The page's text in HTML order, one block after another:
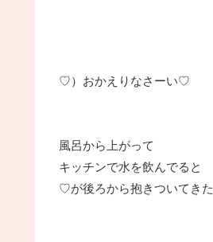
♡）おかえりなさーい♡
風呂から上がって
キッチンで水を飲んでると
♡が後ろから抱きついてきた